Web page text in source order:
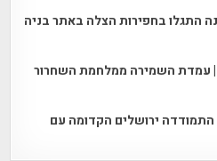
קדומות בנות 4,000 שנה התגלו בחפירות הצלה באתר בניה
| עמדת השמירה ממלחמת השחרור
התמודדה ירושלים הקדומה עם